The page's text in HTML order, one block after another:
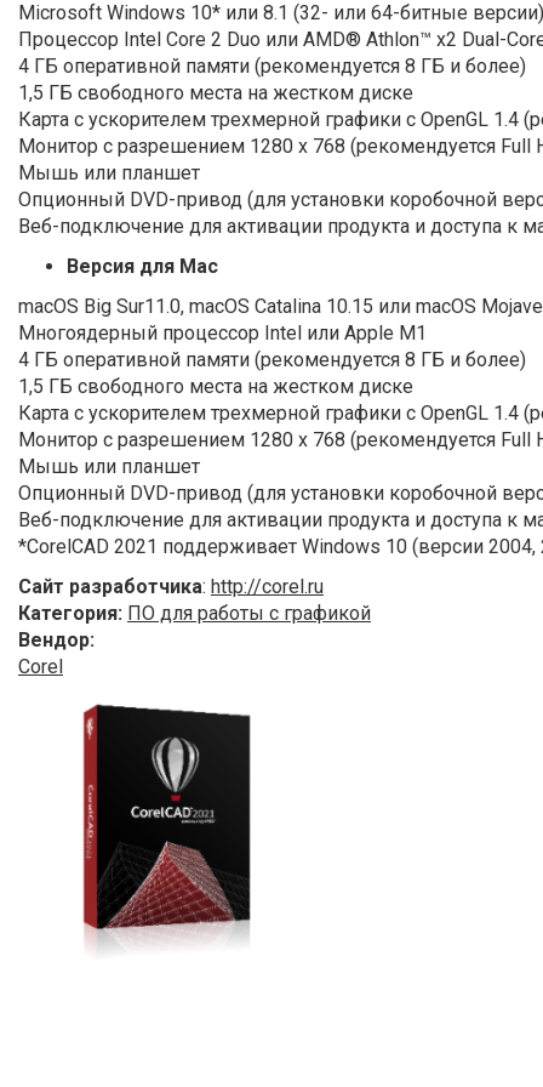
Microsoft Windows 10* или 8.1 (32- или 64-битные
Процессор Intel Core 2 Duo или AMD® Athlon™ x2 Dual-
4 ГБ оперативной памяти (рекомендуется 8 ГБ и более)
1,5 ГБ свободного места на жестком диске
Карта с ускорителем трехмерной графики с OpenGL 1.4
Монитор с разрешением 1280 x 768 (рекомендуется Full
Мышь или планшет
Опционный DVD-привод (для установки коробочной
Веб-подключение для активации продукта и доступа к
Версия для Mac
macOS Big Sur11.0, macOS Catalina 10.15 или macOS
Многоядерный процессор Intel или Apple M1
4 ГБ оперативной памяти (рекомендуется 8 ГБ и более)
1,5 ГБ свободного места на жестком диске
Карта с ускорителем трехмерной графики с OpenGL 1.4
Монитор с разрешением 1280 x 768 (рекомендуется Full
Мышь или планшет
Опционный DVD-привод (для установки коробочной
Веб-подключение для активации продукта и доступа к
*CorelCAD 2021 поддерживает Windows 10 (версии
Сайт разработчика: http://corel.ru
Категория: ПО для работы с графикой
Вендор:
Corel